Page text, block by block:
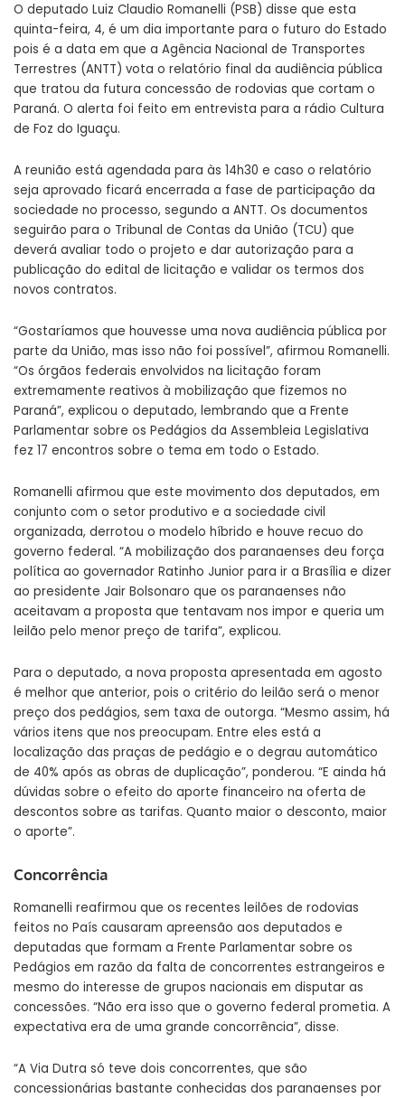
O deputado Luiz Claudio Romanelli (PSB) disse que esta
quinta-feira, 4, é um dia importante para o futuro do Estado
pois é a data em que a Agência Nacional de Transportes
Terrestres (ANTT) vota o relatório final da audiência pública
que tratou da futura concessão de rodovias que cortam o
Paraná. O alerta foi feito em entrevista para a rádio Cultura
de Foz do Iguaçu.
A reunião está agendada para às 14h30 e caso o relatório
seja aprovado ficará encerrada a fase de participação da
sociedade no processo, segundo a ANTT. Os documentos
seguirão para o Tribunal de Contas da União (TCU) que
deverá avaliar todo o projeto e dar autorização para a
publicação do edital de licitação e validar os termos dos
novos contratos.
“Gostaríamos que houvesse uma nova audiência pública por
parte da União, mas isso não foi possível”, afirmou Romanelli.
“Os órgãos federais envolvidos na licitação foram
extremamente reativos à mobilização que fizemos no
Paraná”, explicou o deputado, lembrando que a Frente
Parlamentar sobre os Pedágios da Assembleia Legislativa
fez 17 encontros sobre o tema em todo o Estado.
Romanelli afirmou que este movimento dos deputados, em
conjunto com o setor produtivo e a sociedade civil
organizada, derrotou o modelo híbrido e houve recuo do
governo federal. “A mobilização dos paranaenses deu força
política ao governador Ratinho Junior para ir a Brasília e dizer
ao presidente Jair Bolsonaro que os paranaenses não
aceitavam a proposta que tentavam nos impor e queria um
leilão pelo menor preço de tarifa”, explicou.
Para o deputado, a nova proposta apresentada em agosto
é melhor que anterior, pois o critério do leilão será o menor
preço dos pedágios, sem taxa de outorga. “Mesmo assim, há
vários itens que nos preocupam. Entre eles está a
localização das praças de pedágio e o degrau automático
de 40% após as obras de duplicação”, ponderou. “E ainda há
dúvidas sobre o efeito do aporte financeiro na oferta de
descontos sobre as tarifas. Quanto maior o desconto, maior
o aporte”.
Concorrência
Romanelli reafirmou que os recentes leilões de rodovias
feitos no País causaram apreensão aos deputados e
deputadas que formam a Frente Parlamentar sobre os
Pedágios em razão da falta de concorrentes estrangeiros e
mesmo do interesse de grupos nacionais em disputar as
concessões. “Não era isso que o governo federal prometia. A
expectativa era de uma grande concorrência”, disse.
“A Via Dutra só teve dois concorrentes, que são
concessionárias bastante conhecidas dos paranaenses por